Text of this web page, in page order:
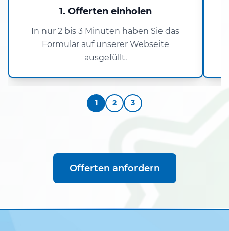
1. Offerten einholen
In nur 2 bis 3 Minuten haben Sie das
Formular auf unserer Webseite
ausgefüllt.
1 2 3
Offerten anfordern